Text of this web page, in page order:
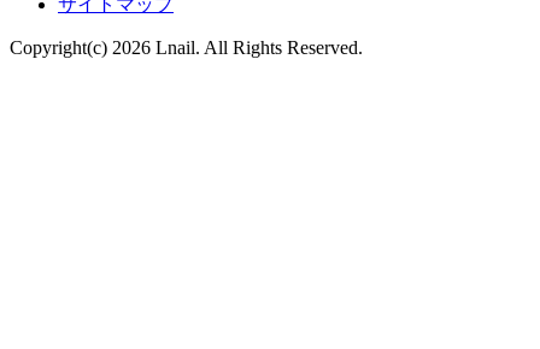
サイトマップ
Copyright(c) 2026 Lnail. All Rights Reserved.